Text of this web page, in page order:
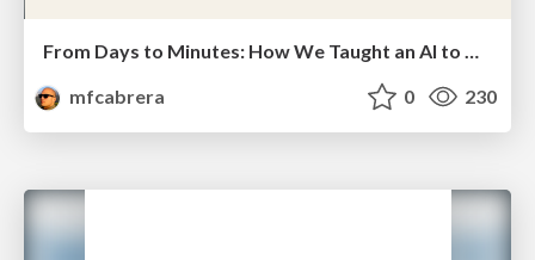
From Days to Minutes: How We Taught an AI to Onboard 50+ Tenants on our AI Features
mfcabrera
0 230